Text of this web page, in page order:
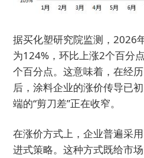
据买化塑研究院监测，2026
为124%，环比上涨2个百分
个百分点。这意味着，在经
后，涂料企业的涨价传导已
端的“剪刀差”正在收窄。
在涨价方式上，企业普遍采
进式策略。这种方式既给市